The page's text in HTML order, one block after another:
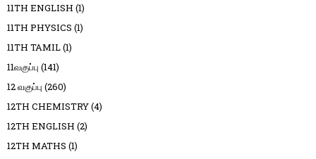
11TH ENGLISH (1)
11TH PHYSICS (1)
11TH TAMIL(1)
11வகுப்பு (141)
12 வகுப்பு (260)
12TH CHEMISTRY(4)
12TH ENGLISH (2)
12TH MATHS (1)